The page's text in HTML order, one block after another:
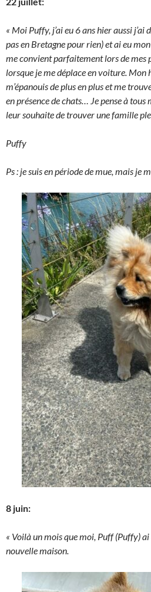
« Moi Puffy, j’ai eu 6 ans hier aussi j’ai
pas en Bretagne pour rien) et ai eu
me convient parfaitement lors de mes
lorsque je me déplace en voiture. Mon
m’épanouis de plus en plus et me
en présence de chats… Je pense à
leur souhaite de trouver une famille
Puffy
Ps : je suis en période de mue, mais je
8 juin:
« Voilà un mois que moi, Puff (Puffy)
nouvelle maison.